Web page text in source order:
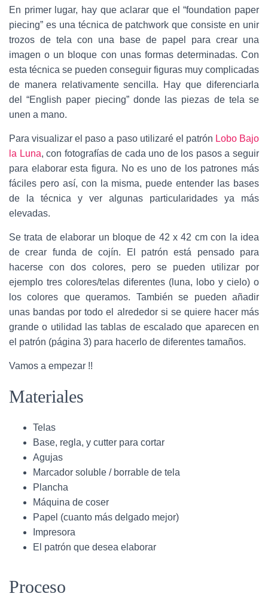
En primer lugar, hay que aclarar que el “foundation paper
piecing” es una técnica de patchwork que consiste en unir
trozos de tela con una base de papel para crear una
imagen o un bloque con unas formas determinadas. Con
esta técnica se pueden conseguir figuras muy complicadas
de manera relativamente sencilla. Hay que diferenciarla
del “English paper piecing” donde las piezas de tela se
unen a mano.
Para visualizar el paso a paso utilizaré el patrón Lobo Bajo
la Luna, con fotografías de cada uno de los pasos a seguir
para elaborar esta figura. No es uno de los patrones más
fáciles pero así, con la misma, puede entender las bases
de la técnica y ver algunas particularidades ya más
elevadas.
Se trata de elaborar un bloque de 42 x 42 cm con la idea
de crear funda de cojín. El patrón está pensado para
hacerse con dos colores, pero se pueden utilizar por
ejemplo tres colores/telas diferentes (luna, lobo y cielo) o
los colores que queramos. También se pueden añadir
unas bandas por todo el alrededor si se quiere hacer más
grande o utilidad las tablas de escalado que aparecen en
el patrón (página 3) para hacerlo de diferentes tamaños.
Vamos a empezar !!
Materiales
Telas
Base, regla, y cutter para cortar
Agujas
Marcador soluble / borrable de tela
Plancha
Máquina de coser
Papel (cuanto más delgado mejor)
Impresora
El patrón que desea elaborar
Proceso